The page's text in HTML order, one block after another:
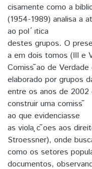
cisamente como a
(1954-1989) analisa a
ao pol ́ ıtica
destes grupos. O
a em dois tomos (III e
Comiss ̃ao de
elaborado por grupos
entre os anos de
construir uma comiss ̃
ao que evidenciasse
as viola ̧c ̃oes aos
Stroessner), onde
como os setores
documentos,